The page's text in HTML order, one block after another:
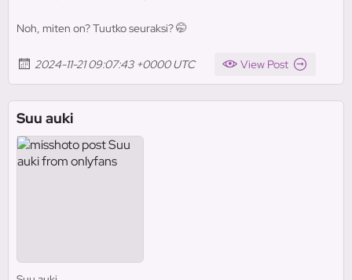
Noh, miten on? Tuutko seuraksi? 🤭
2024-11-21 09:07:43 +0000 UTC View Post
Suu auki